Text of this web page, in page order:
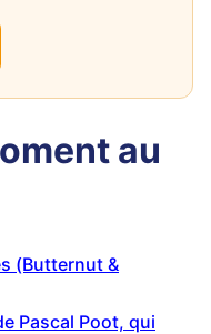
au
(Butternut &
Pascal Poot, qui